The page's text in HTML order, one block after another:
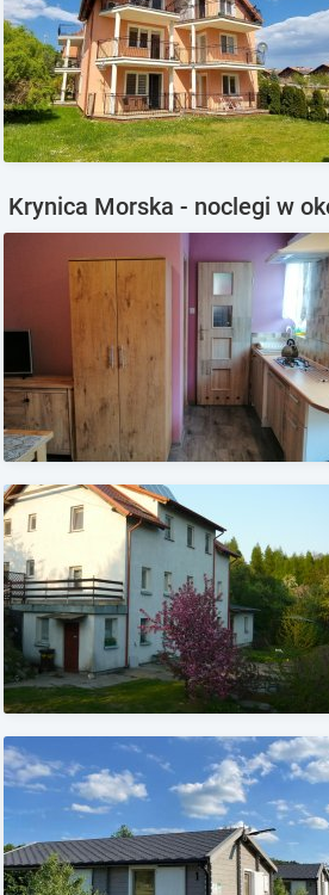
Krynica Morska - noclegi w